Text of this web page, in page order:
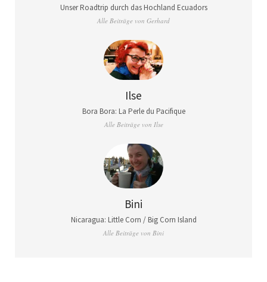
Unser Roadtrip durch das Hochland Ecuadors
Alle Beiträge von Gerhard
Ilse
Bora Bora: La Perle du Pacifique
Alle Beiträge von Ilse
Bini
Nicaragua: Little Corn / Big Corn Island
Alle Beiträge von Bini